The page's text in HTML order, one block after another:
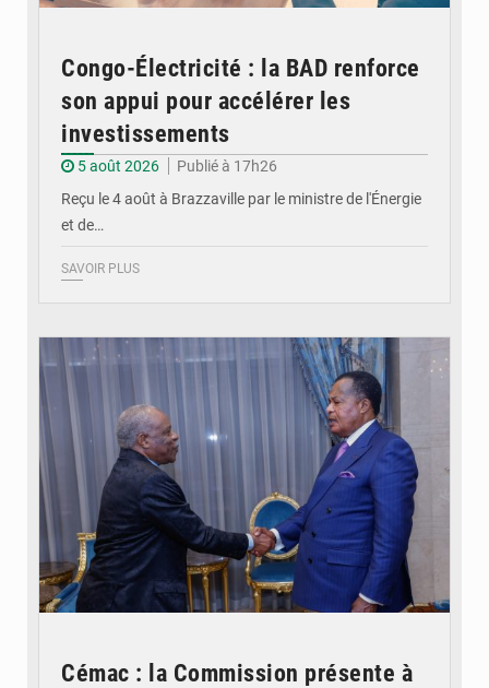
Congo-Électricité : la BAD renforce
son appui pour accélérer les
investissements
5 août 2026
Publié à 17h26
Reçu le 4 août à Brazzaville par le ministre de l'Énergie
et de…
SAVOIR PLUS
Cémac : la Commission présente à